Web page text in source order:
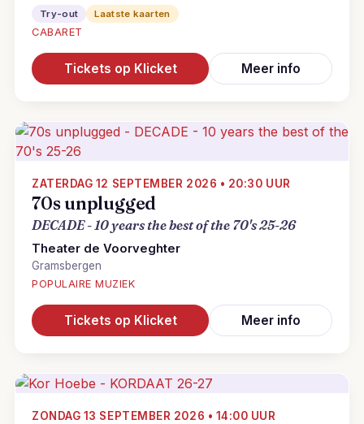
Try-out Laatste kaarten
CABARET
Tickets op Klicket Meer info
ZATERDAG 12 SEPTEMBER 2026 • 20:30 UUR
70s unplugged
DECADE - 10 years the best of the 70's 25-26
Theater de Voorveghter
Gramsbergen
POPULAIRE MUZIEK
Tickets op Klicket Meer info
ZONDAG 13 SEPTEMBER 2026 • 14:00 UUR